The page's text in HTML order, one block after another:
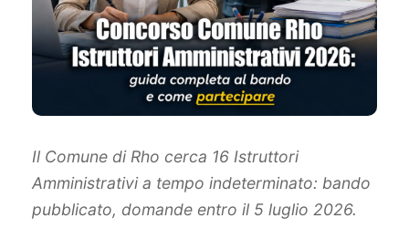
Il Comune di Rho cerca 16 Istruttori
Amministrativi a tempo indeterminato: bando
pubblicato, domande entro il 5 luglio 2026.